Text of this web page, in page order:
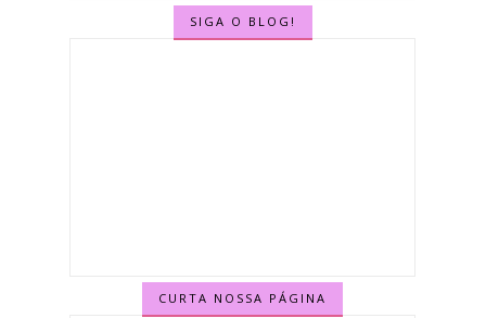
SIGA O BLOG!
CURTA NOSSA PÁGINA